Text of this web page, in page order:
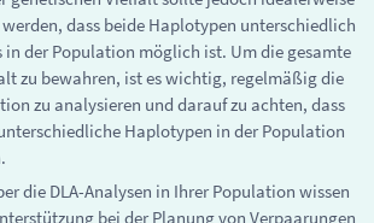
dass beide Haplotypen unterschiedlich
in der Population möglich ist. Um die gesamte
zu bewahren, ist es wichtig, regelmäßig die
zu analysieren und darauf zu achten, dass
Haplotypen in der Population
die DLA-Analysen in Ihrer Population wissen
bei der Planung von Verpaarungen